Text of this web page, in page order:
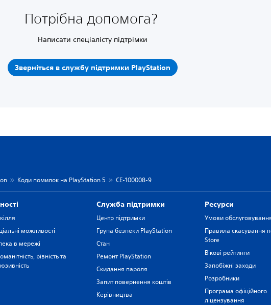
Потрібна допомога?
Написати спеціалісту підтрімки
Зверніться в службу підтримки PlayStation
Коди помилок на PlayStation 5 CE-100008-9
можливості
в мережі
рівність та
Служба підтримки
Центр підтримки
Група безпеки PlayStation
Стан
Ремонт PlayStation
Скидання пароля
Запит повернення коштів
Керівництва
Ресурси
Умови
Правила скасування
Store
Вікові рейтинги
Запобіжні заходи
Розробники
Програма офіційного
ліцензування